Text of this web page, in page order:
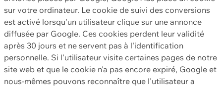
sur votre ordinateur. Le cookie de suivi des conversions
est activé lorsqu'un utilisateur clique sur une annonce
diffusée par Google. Ces cookies perdent leur validité
après 30 jours et ne servent pas à l'identification
personnelle. Si l'utilisateur visite certaines pages de notre
site web et que le cookie n'a pas encore expiré, Google et
nous-mêmes pouvons reconnaître que l'utilisateur a